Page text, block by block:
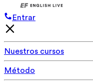
Entrar
Nuestros cursos
Método